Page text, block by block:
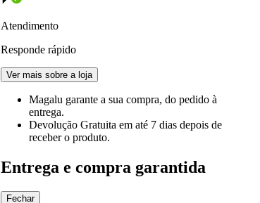
Atendimento
Responde rápido
Ver mais sobre a loja
Magalu garante a sua compra, do pedido à
entrega.
Devolução Gratuita em até 7 dias depois de
receber o produto.
Entrega e compra garantida
Fechar